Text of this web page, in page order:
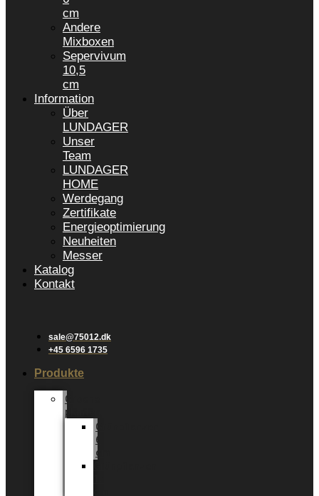
cm
Andere
Mixboxen
Sepervivum
10,5
cm
Information
Über
LUNDAGER
Unser
Team
LUNDAGER
HOME
Werdegang
Zertifikate
Energieoptimierung
Neuheiten
Messer
Katalog
Kontakt
sale@75012.dk
+45 6596 1735
Produkte
Groene
planten
Grünpflanzen
6
cm